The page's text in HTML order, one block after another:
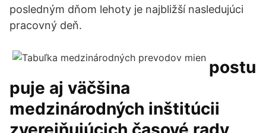
posledným dňom lehoty je najbližší nasledujúci
pracovný deň.
postu
puje aj väčšina
medzinárodných inštitúcii